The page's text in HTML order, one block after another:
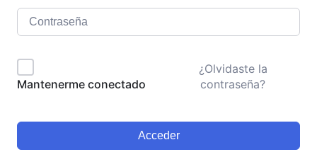
Mantenerme conectado
¿Olvidaste la
contraseña?
Acceder